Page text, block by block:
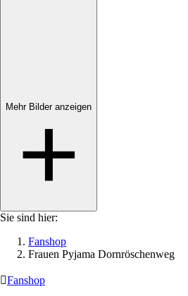
Mehr Bilder anzeigen
Sie sind hier:
Fanshop
Frauen Pyjama Dornröschenweg
Fanshop